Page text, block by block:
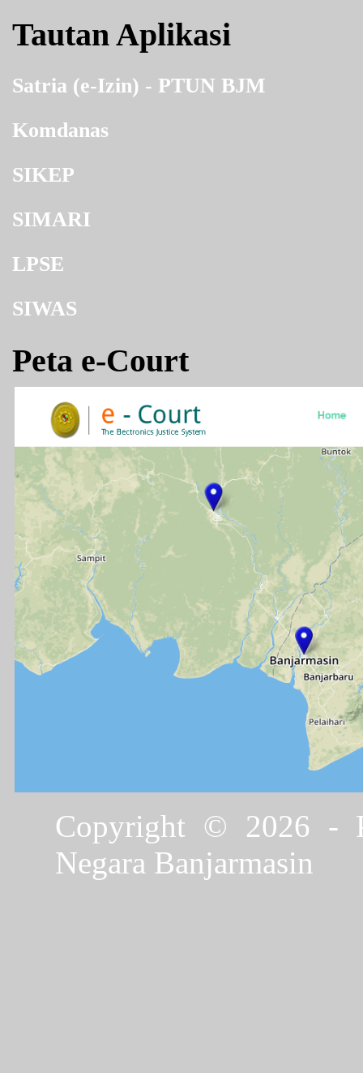
Tautan Aplikasi
Satria (e-Izin) - PTUN BJM
Komdanas
SIKEP
SIMARI
LPSE
SIWAS
Peta e-Court
Copyright © 2026 -
Negara Banjarmasin